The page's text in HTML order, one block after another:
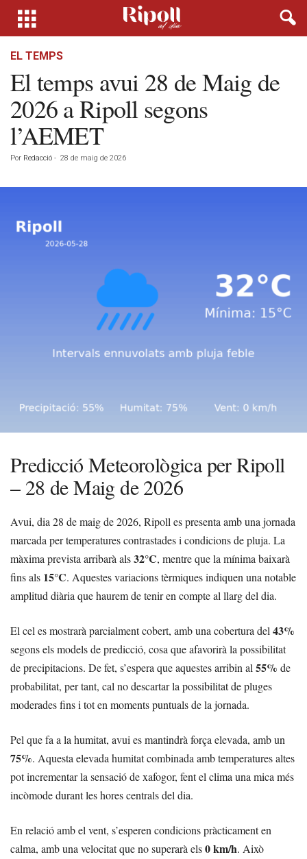
EL TEMPS
El temps avui 28 de Maig de
2026 a Ripoll segons
l’AEMET
Por Redacció - 28 de maig de 2026
Predicció Meteorològica per Ripoll
– 28 de Maig de 2026
Avui, dia 28 de maig de 2026, Ripoll es presenta amb una jornada
marcada per temperatures contrastades i condicions de pluja. La
màxima prevista arribarà als32°C, mentre que la mínima baixarà
fins als 15°C. Aquestes variacions tèrmiques indiquen una notable
amplitud diària que haurem de tenir en compte al llarg del dia.
El cel es mostrarà parcialment cobert, amb una cobertura del43%
segons els models de predicció, cosa que afavorirà la possibilitat
de precipitacions. De fet, s’espera que aquestes arribin al55% de
probabilitat, per tant, cal no descartar la possibilitat de pluges
moderades fins i tot en moments puntuals de la jornada.
Pel que fa a la humitat, avui es mantindrà força elevada, amb un
75%. Aquesta elevada humitat combinada amb temperatures altes
pot incrementar la sensació de xafogor, fent el clima una mica més
incòmode durant les hores centrals del dia.
En relació amb el vent, s’esperen condicions pràcticament en
calma, amb una velocitat que no superarà els0 km/h. Això